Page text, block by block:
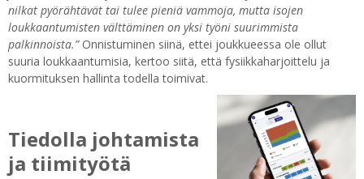
nilkat pyörähtävät tai tulee pieniä vammoja, mutta isojen
loukkaantumisten välttäminen on yksi työni suurimmista
palkinnoista.”Onnistuminen siinä, ettei joukkueessa ole ollut
suuria loukkaantumisia, kertoo siitä, että fysiikkaharjoittelu ja
kuormituksen hallinta todella toimivat.
Tiedolla johtamista
ja tiimityötä